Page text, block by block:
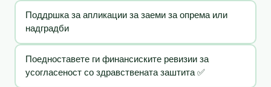
Поддршка за апликации за заеми за опрема или
надградби
Поедноставете ги финансиските ревизии за
усогласеност со здравствената заштита ✅